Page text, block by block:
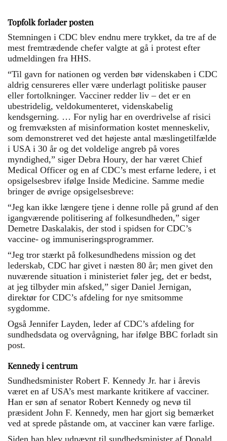
Topfolk forlader posten
Stemningen i CDC blev endnu mere trykket, da tre af de
mest fremtrædende chefer valgte at gå i protest efter
udmeldingen fra HHS.
“Til gavn for nationen og verden bør videnskaben i CDC
aldrig censureres eller være underlagt politiske pauser
eller fortolkninger. Vacciner redder liv – det er en
ubestridelig, veldokumenteret, videnskabelig
kendsgerning. … For nylig har en overdrivelse af risici
og fremvæksten af misinformation kostet menneskeliv,
som demonstreret ved det højeste antal mæslingetilfælde
i USA i 30 år og det voldelige angreb på vores
myndighed,” siger Debra Houry, der har været Chief
Medical Officer og en af CDC’s mest erfarne ledere, i et
opsigelsesbrev ifølge Inside Medicine. Samme medie
bringer de øvrige opsigelsesbreve:
“Jeg kan ikke længere tjene i denne rolle på grund af den
igangværende politisering af folkesundheden,” siger
Demetre Daskalakis, der stod i spidsen for CDC’s
vaccine- og immuniseringsprogrammer.
“Jeg tror stærkt på folkesundhedens mission og det
lederskab, CDC har givet i næsten 80 år; men givet den
nuværende situation i ministeriet føler jeg, det er bedst,
at jeg tilbyder min afsked,” siger Daniel Jernigan,
direktør for CDC’s afdeling for nye smitsomme
sygdomme.
Også Jennifer Layden, leder af CDC’s afdeling for
sundhedsdata og overvågning, har ifølge BBC forladt sin
post.
Kennedy i centrum
Sundhedsminister Robert F. Kennedy Jr. har i årevis
været en af USA’s mest markante kritikere af vacciner.
Han er søn af senator Robert Kennedy og nevø til
præsident John F. Kennedy, men har gjort sig bemærket
ved at sprede påstande om, at vacciner kan være farlige.